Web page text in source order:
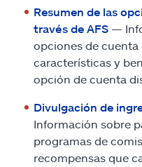
Resumen de las
través de AFS —
opciones de
características y
opción de cuenta
Divulgación de
Información sobre
programas de
recompensas que